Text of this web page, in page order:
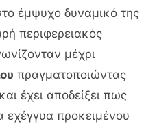
έμψυχο δυναμικό της
περιφερειακός
μέχρι
πραγματοποιώντας
έχει αποδείξει πως
εχέγγυα προκειμένου